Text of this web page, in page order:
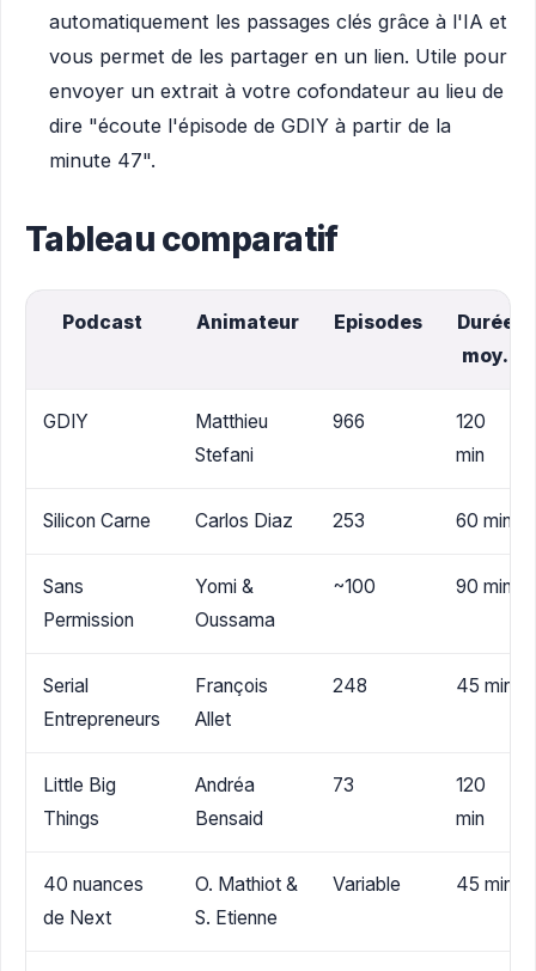
automatiquement les passages clés grâce à l'IA et
vous permet de les partager en un lien. Utile pour
envoyer un extrait à votre cofondateur au lieu de
dire "écoute l'épisode de GDIY à partir de la
minute 47".
Tableau comparatif
Podcast Animateur Episodes
Durée
moy.
GDIY
Matthieu
Stefani
966
120
min
Silicon Carne Carlos Diaz 253 60 min
Sans
Permission
Yomi &
Oussama
~100 90 min
Serial
Entrepreneurs
François
Allet
248 45 min
Little Big
Things
Andréa
Bensaid
73
120
min
40 nuances
de Next
O. Mathiot &
S. Etienne
Variable 45 min